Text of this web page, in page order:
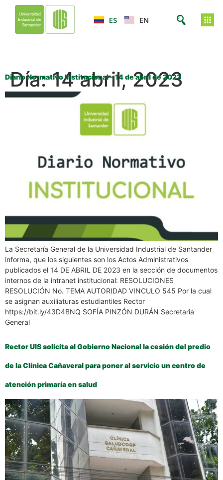
ES EN
Día:14 abril, 2023
Diario Normativo Institucional – 14 de abril de 2023
La Secretaría General de la Universidad Industrial de Santander
informa, que los siguientes son los Actos Administrativos
publicados el 14 DE ABRIL DE 2023 en la sección de documentos
internos de la intranet institucional: RESOLUCIONES
RESOLUCIÓN No. TEMA AUTORIDAD VINCULO 545 Por la cual
se asignan auxiliaturas estudiantiles Rector
https://bit.ly/43D4BNQ SOFÍA PINZÓN DURÁN Secretaria
General
Rector UIS solicita al Gobierno Nacional la cesión del predio
de la Clínica Cañaveral para poner al servicio un centro de
atención primaria en salud